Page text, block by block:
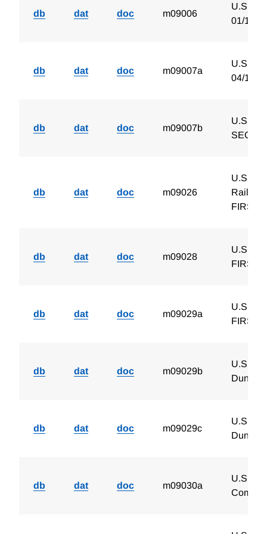
db dat doc m09006
U.S.
01/
db dat doc m09007a
U.S.
04/
db dat doc m09007b
U.S.
db dat doc m09026
U.S.
FIRST,
db dat doc m09028
U.S.
FIRST,
db dat doc m09029a
U.S.
FIRST,
db dat doc m09029b
U.S.
Dun's
db dat doc m09029c
U.S.
Dun's
db dat doc m09030a
U.S.